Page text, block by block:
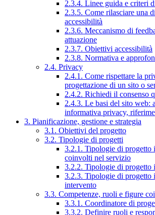
2.3.4. Linee guida e criteri
2.3.5. Come rilasciare una
accessibilità
2.3.6. Meccanismo di
attuazione
2.3.7. Obiettivi accessibilità
2.3.8. Normativa e
2.4. Privacy
2.4.1. Come rispettare la
progettazione di un sito o
2.4.2. Richiedi il consenso
2.4.3. Le basi del sito web:
informativa privacy,
3. Pianificazione, gestione e strategia
3.1. Obiettivi del progetto
3.2. Tipologie di progetti
3.2.1. Tipologie di progetto
coinvolti nel servizio
3.2.2. Tipologie di progetto
3.2.3. Tipologie di progetto
intervento
3.3. Competenze, ruoli e figure
3.3.1. Coordinatore di
3.3.2. Definire ruoli e